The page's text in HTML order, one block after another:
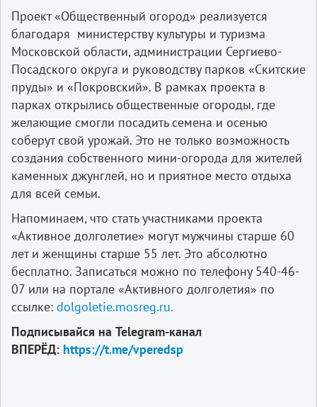
Проект «Общественный огород» реализуется
благодаря министерству культуры и туризма
Московской области, администрации Сергиево-
Посадского округа и руководству парков «Скитские
пруды» и «Покровский». В рамках проекта в
парках открылись общественные огороды, где
желающие смогли посадить семена и осенью
соберут свой урожай. Это не только возможность
создания собственного мини-огорода для жителей
каменных джунглей, но и приятное место отдыха
для всей семьи.
Напоминаем, что стать участниками проекта
«Активное долголетие» могут мужчины старше 60
лет и женщины старше 55 лет. Это абсолютно
бесплатно. Записаться можно по телефону 540-46-
07 или на портале «Активного долголетия» по
ссылке: dolgoletie.mosreg.ru.
Подписывайся на Telegram-канал
ВПЕРЁД: https://t.me/vperedsp